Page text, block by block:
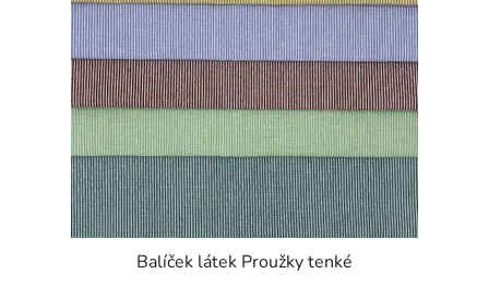
Balíček látek Proužky tenké